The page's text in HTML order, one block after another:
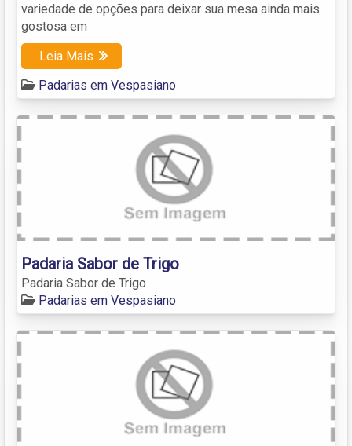
variedade de opções para deixar sua mesa ainda mais
gostosa em
Leia Mais
Padarias em Vespasiano
Padaria Sabor de Trigo
Padaria Sabor de Trigo
Padarias em Vespasiano